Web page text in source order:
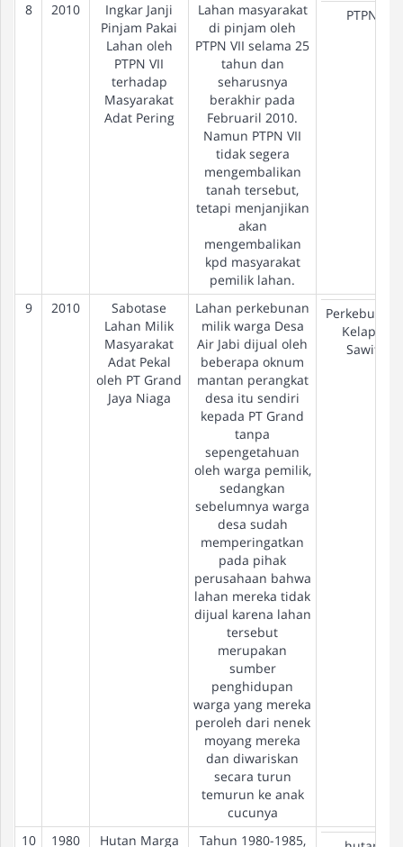
8 2010
Ingkar Janji
Pinjam Pakai
Lahan oleh
PTPN VII
terhadap
Masyarakat
Adat Pering
Lahan masyarakat
di pinjam oleh
PTPN VII selama 25
tahun dan
seharusnya
berakhir pada
Februaril 2010.
Namun PTPN VII
tidak segera
mengembalikan
tanah tersebut,
tetapi menjanjikan
akan
mengembalikan
kpd masyarakat
pemilik lahan.
PTPN
9 2010
Sabotase
Lahan Milik
Masyarakat
Adat Pekal
oleh PT Grand
Jaya Niaga
Lahan perkebunan
milik warga Desa
Air Jabi dijual oleh
beberapa oknum
mantan perangkat
desa itu sendiri
kepada PT Grand
tanpa
sepengetahuan
oleh warga pemilik,
sedangkan
sebelumnya warga
desa sudah
memperingatkan
pada pihak
perusahaan bahwa
lahan mereka tidak
dijual karena lahan
tersebut
merupakan
sumber
penghidupan
warga yang mereka
peroleh dari nenek
moyang mereka
dan diwariskan
secara turun
temurun ke anak
cucunya
Perkebunan
Kelapa
Sawit
10 1980 Hutan Marga Tahun 1980-1985,